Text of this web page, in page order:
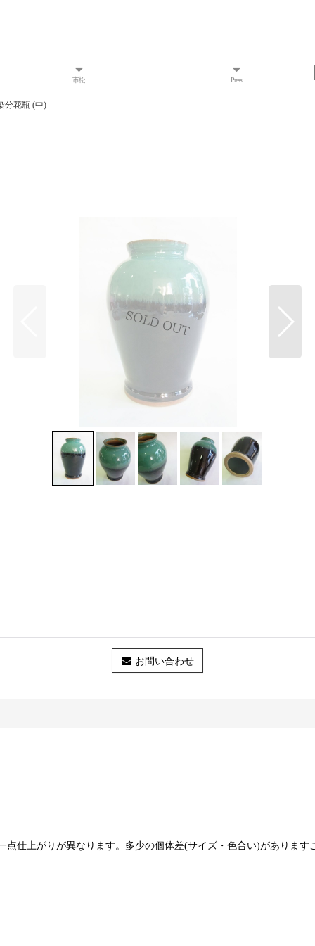
市松 Press
分花瓶 (中)
お問い合わせ
仕上がりが異なります。多少の個体差(サイズ・色合い)があります